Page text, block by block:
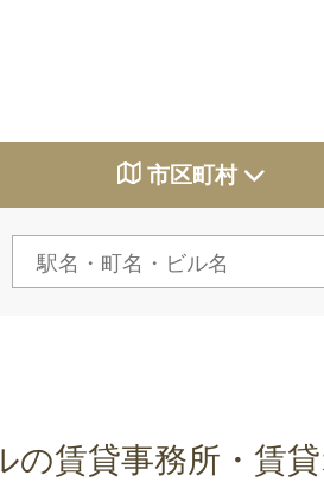
市区町村
大阪府
兵庫県
の賃貸事務所・賃